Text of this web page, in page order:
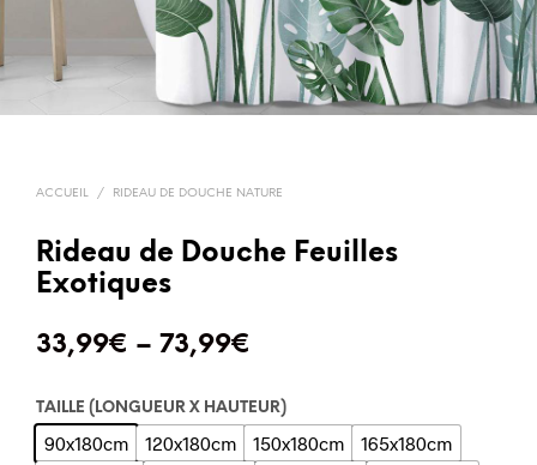
ACCUEIL / RIDEAU DE DOUCHE NATURE
Rideau de Douche Feuilles
Exotiques
33,99€ – 73,99€
TAILLE (LONGUEUR X HAUTEUR)
90x180cm 120x180cm 150x180cm
165x180cm